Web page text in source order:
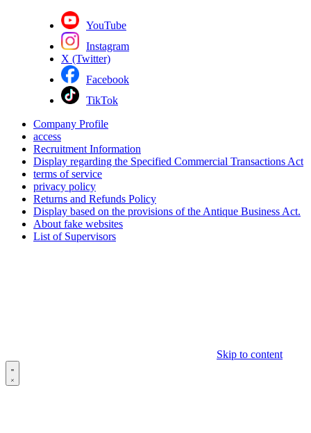
YouTube
Instagram
X (Twitter)
Facebook
TikTok
Company Profile
access
Recruitment Information
Display regarding the Specified Commercial Transactions Act
terms of service
privacy policy
Returns and Refunds Policy
Display based on the provisions of the Antique Business Act.
About fake websites
List of Supervisors
Skip to content